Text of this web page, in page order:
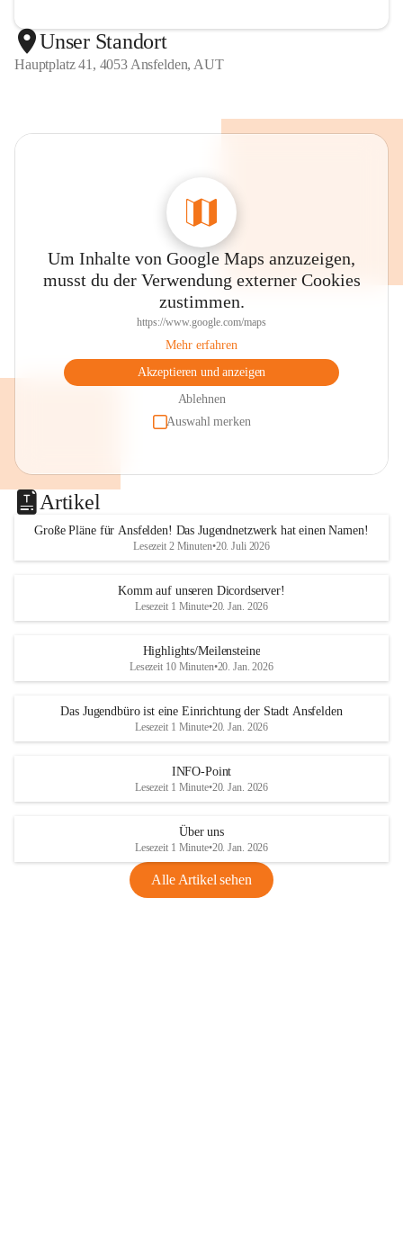
Unser Standort
Hauptplatz 41, 4053 Ansfelden, AUT
Um Inhalte von Google Maps anzuzeigen,
musst du der Verwendung externer Cookies
zustimmen.
https://www.google.com/maps
Mehr erfahren
Akzeptieren und anzeigen
Ablehnen
Auswahl merken
Artikel
Große Pläne für Ansfelden! Das Jugendnetzwerk hat einen Namen!
Lesezeit 2 Minuten•20. Juli 2026
Komm auf unseren Dicordserver!
Lesezeit 1 Minute•20. Jan. 2026
Highlights/Meilensteine
Lesezeit 10 Minuten•20. Jan. 2026
Das Jugendbüro ist eine Einrichtung der Stadt Ansfelden
Lesezeit 1 Minute•20. Jan. 2026
INFO-Point
Lesezeit 1 Minute•20. Jan. 2026
Über uns
Lesezeit 1 Minute•20. Jan. 2026
Alle Artikel sehen